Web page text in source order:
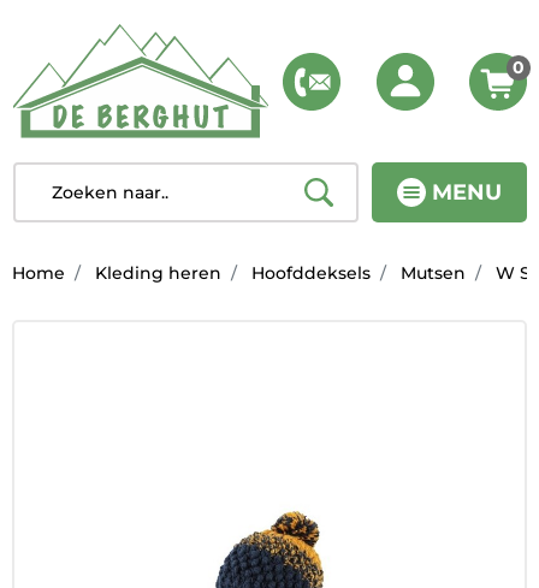
MENU
0
Home Kleding heren Hoofddeksels Mutsen W